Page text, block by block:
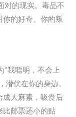
对的现实。毒品不
你的好奇、你的叛
“我聪明，不会上
潜伏在你的身边。
成大麻素，吸食后
比邮票还小的贴